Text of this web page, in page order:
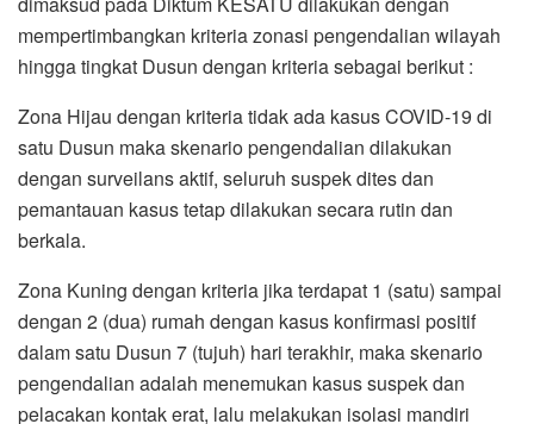
mempertimbangkan kriteria zonasi pengendalian wilayah
hingga tingkat Dusun dengan kriteria sebagai berikut :
Zona Hijau dengan kriteria tidak ada kasus COVID-19 di
satu Dusun maka skenario pengendalian dilakukan
dengan surveilans aktif, seluruh suspek dites dan
pemantauan kasus tetap dilakukan secara rutin dan
berkala.
Zona Kuning dengan kriteria jika terdapat 1 (satu) sampai
dengan 2 (dua) rumah dengan kasus konfirmasi positif
dalam satu Dusun 7 (tujuh) hari terakhir, maka skenario
pengendalian adalah menemukan kasus suspek dan
pelacakan kontak erat, lalu melakukan isolasi mandiri